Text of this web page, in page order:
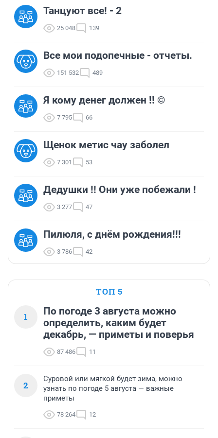
Танцуют все! - 2
25 048 139
Все мои подопечные - отчеты.
151 532 489
Я кому денег должен !! ©
7 795 66
Щенок метис чау заболел
7 301 53
Дедушки !! Они уже побежали !
3 277 47
Пилюля, с днём рождения!!!
3 786 42
ТОП 5
1
По погоде 3 августа можно
определить, каким будет
декабрь, — приметы и поверья
87 486 11
2
Суровой или мягкой будет зима, можно
узнать по погоде 5 августа — важные
приметы
78 264 12